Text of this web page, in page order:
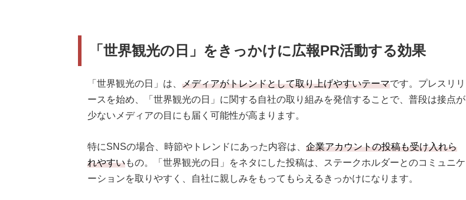
「世界観光の日」をきっかけに広報PR活動する効果
「世界観光の日」は、 メディアがトレンドとして取り上げやすいテーマです。プレスリリ
ースを始め、「世界観光の日」に関する自社の取り組みを発信することで、普段は接点が
少ないメディアの目にも届く可能性が高まります。
特にSNSの場合、時節やトレンドにあった内容は、 企業アカウントの投稿も受け入れら
れやすいもの。「世界観光の日」をネタにした投稿は、ステークホルダーとのコミュニケ
ーションを取りやすく、自社に親しみをもってもらえるきっかけになります。